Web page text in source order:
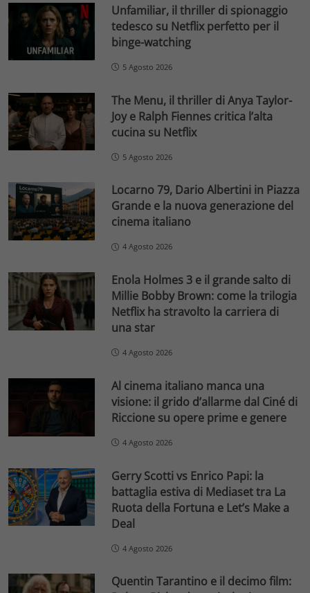
Unfamiliar, il thriller di spionaggio
tedesco su Netflix perfetto per il
binge-watching
5 Agosto 2026
The Menu, il thriller di Anya Taylor-
Joy e Ralph Fiennes critica l’alta
cucina su Netflix
5 Agosto 2026
Locarno 79, Dario Albertini in Piazza
Grande e la nuova generazione del
cinema italiano
4 Agosto 2026
Enola Holmes 3 e il grande salto di
Millie Bobby Brown: come la trilogia
Netflix ha stravolto la carriera di
una star
4 Agosto 2026
Al cinema italiano manca una
visione: il grido d’allarme dal Ciné di
Riccione su opere prime e genere
4 Agosto 2026
Gerry Scotti vs Enrico Papi: la
battaglia estiva di Mediaset tra La
Ruota della Fortuna e Let’s Make a
Deal
4 Agosto 2026
Quentin Tarantino e il decimo film: